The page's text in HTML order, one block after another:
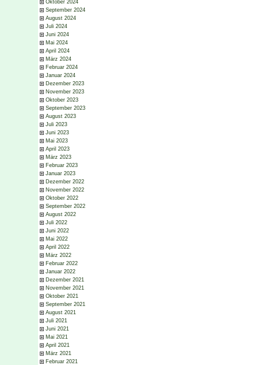
Oktober 2024
September 2024
August 2024
Juli 2024
Juni 2024
Mai 2024
April 2024
März 2024
Februar 2024
Januar 2024
Dezember 2023
November 2023
Oktober 2023
September 2023
August 2023
Juli 2023
Juni 2023
Mai 2023
April 2023
März 2023
Februar 2023
Januar 2023
Dezember 2022
November 2022
Oktober 2022
September 2022
August 2022
Juli 2022
Juni 2022
Mai 2022
April 2022
März 2022
Februar 2022
Januar 2022
Dezember 2021
November 2021
Oktober 2021
September 2021
August 2021
Juli 2021
Juni 2021
Mai 2021
April 2021
März 2021
Februar 2021